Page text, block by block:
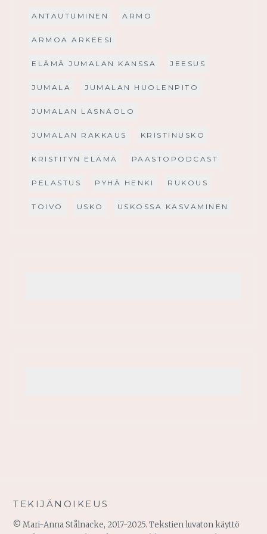
ANTAUTUMINEN ARMO
ARMOA ARKEESI
ELÄMÄ JUMALAN KANSSA JEESUS
JUMALA JUMALAN HUOLENPITO
JUMALAN LÄSNÄOLO
JUMALAN RAKKAUS KRISTINUSKO
KRISTITYN ELÄMÄ PAASTOPODCAST
PELASTUS PYHÄ HENKI RUKOUS
TOIVO USKO USKOSSA KASVAMINEN
TEKIJÄNOIKEUS
© Mari-Anna Stålnacke, 2017-2025. Tekstien luvaton käyttö